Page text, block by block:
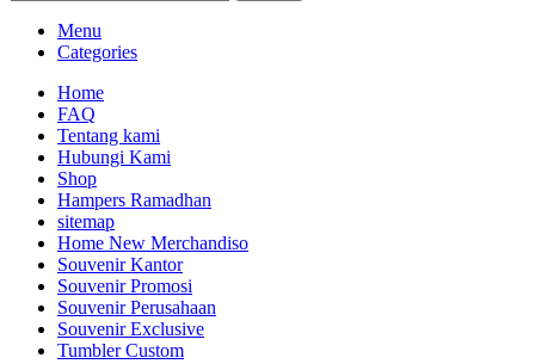
Menu
Categories
Home
FAQ
Tentang kami
Hubungi Kami
Shop
Hampers Ramadhan
sitemap
Home New Merchandiso
Souvenir Kantor
Souvenir Promosi
Souvenir Perusahaan
Souvenir Exclusive
Tumbler Custom